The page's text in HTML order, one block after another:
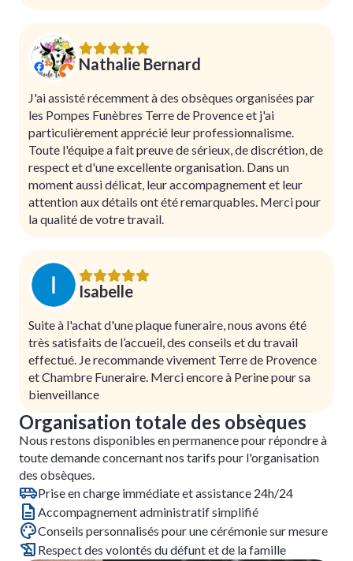
Nathalie Bernard
J'ai assisté récemment à des obsèques organisées par
les Pompes Funèbres Terre de Provence et j'ai
particulièrement apprécié leur professionnalisme.
Toute l'équipe a fait preuve de sérieux, de discrétion, de
respect et d'une excellente organisation. Dans un
moment aussi délicat, leur accompagnement et leur
attention aux détails ont été remarquables. Merci pour
la qualité de votre travail.
Isabelle
Suite à l'achat d'une plaque funeraire, nous avons été
très satisfaits de l’accueil, des conseils et du travail
effectué. Je recommande vivement Terre de Provence
et Chambre Funeraire. Merci encore à Perine pour sa
bienveillance
Organisation totale des obsèques
Nous restons disponibles en permanence pour répondre à
toute demande concernant nos tarifs pour l'organisation
des obsèques.
Prise en charge immédiate et assistance 24h/24
Accompagnement administratif simplifié
Conseils personnalisés pour une cérémonie sur mesure
Respect des volontés du défunt et de la famille